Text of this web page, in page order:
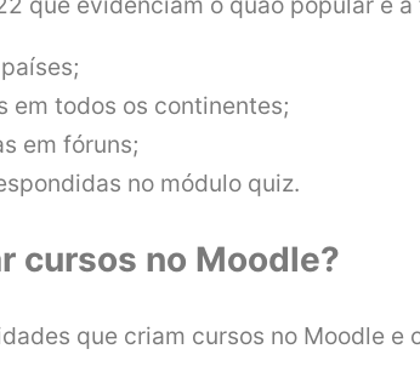
em todos os continentes;
em fóruns;
no módulo quiz.
cursos no Moodle?
que criam cursos no Moodle e